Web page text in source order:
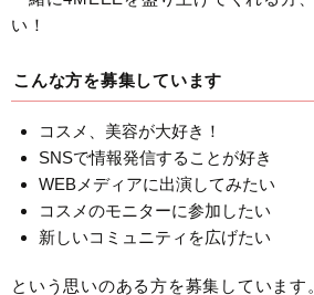
い！
こんな方を募集しています
コスメ、美容が大好き！
SNSで情報発信することが好き
WEBメディアに出演してみたい
コスメのモニターに参加したい
新しいコミュニティを広げたい
という思いのある方を募集しています。